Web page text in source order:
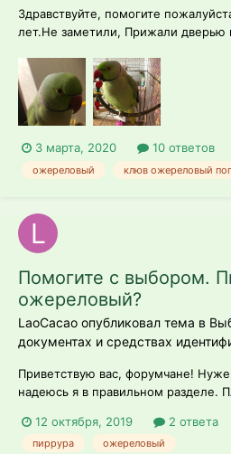
Здравствуйте, помогите
лет.Не заметили, Прижали дверью
пытается передвигаться,
этом клюв неподвижен. В Профиль
Ведет себя как в...
3 марта, 2020 10 ответов
ожереловый клюв ожереловый
Помогите с выбором.
ожереловый?
LaoCacao опубликовал тема в
документах и средствах
Приветствую вас, форумчане!
надеюсь я в правильном разделе.
ладошки, ему было интересно
времяпрепровождение а также
12 октября, 2019 2 ответа
пиррура ожереловый